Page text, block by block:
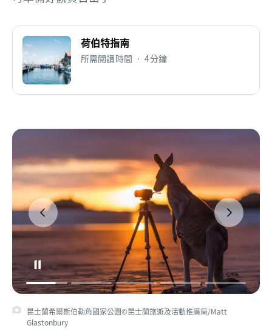
荷伯特指南
所需閱讀時間 • 4分鐘
昆士蘭希爾斯伯勒角國家公園©昆士蘭旅遊及活動推廣局/Matt
Glastonbury